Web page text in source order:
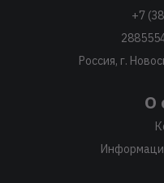
+7
Россия, г.
О